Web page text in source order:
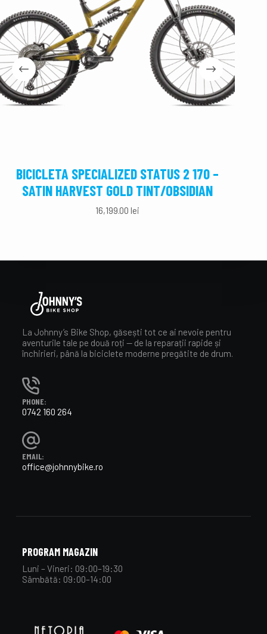
BICICLETA SPECIALIZED STATUS 2 170 –
SATIN HARVEST GOLD TINT/OBSIDIAN
16,199.00 lei
La Johnny’s Bike Shop, găsești tot ce ai nevoie pentru
aventurile tale pe două roți — de la reparații rapide și
închirieri, până la biciclete moderne pregătite de drum.
PHONE:
0742 160 264
EMAIL:
office@johnnybike.ro
PROGRAM MAGAZIN
Luni – Vineri: 09:00–19:30
Sâmbătă: 09:00–14:00